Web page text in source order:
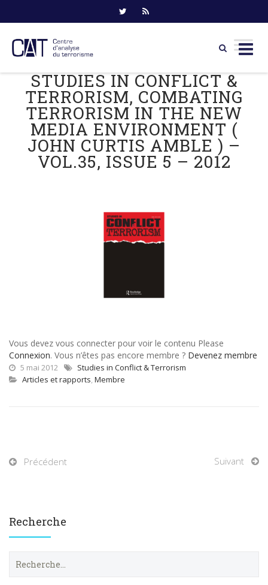
content
STUDIES IN CONFLICT &
TERRORISM, COMBATING
TERRORISM IN THE NEW
MEDIA ENVIRONMENT (
JOHN CURTIS AMBLE ) –
VOL.35, ISSUE 5 – 2012
Vous devez vous connecter pour voir le contenu Please
Connexion. Vous n’êtes pas encore membre ? Devenez membre
5 mai 2012
Studies in Conflict & Terrorism
Articles et rapports, Membre
Précédent Suivant
Recherche